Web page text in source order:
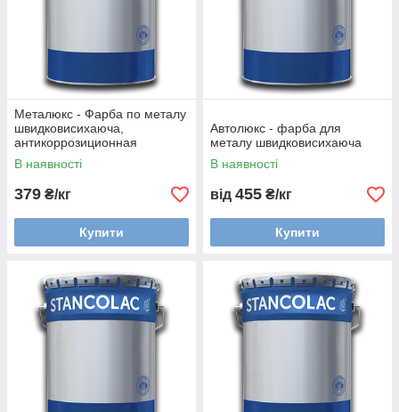
Металюкс - Фарба по металу
швидковисихаюча,
антикоррозиционная
В наявності
379 ₴/кг
Купити
Автолюкс - фарба для
металу швидковисихаюча
В наявності
від 455 ₴/кг
Купити